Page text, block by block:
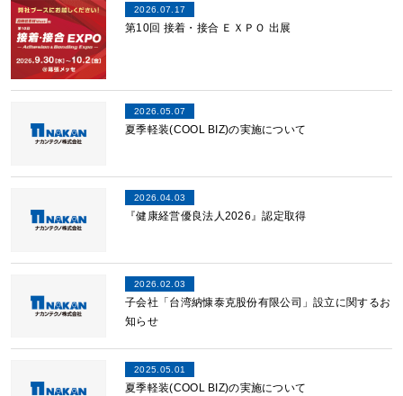
2026.07.17
第10回 接着・接合 ＥＸＰＯ 出展
2026.05.07
夏季軽装(COOL BIZ)の実施について
2026.04.03
『健康経営優良法人2026』認定取得
2026.02.03
子会社「台湾納慷泰克股份有限公司」設立に関するお
知らせ
2025.05.01
夏季軽装(COOL BIZ)の実施について